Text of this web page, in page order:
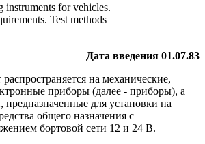
instruments for vehicles.
Test methods
Дата введения 01.07.83
на механические,
приборы (далее - приборы), а
предназначенные для установки на
общего назначения с
бортовой сети 12 и 24 В.